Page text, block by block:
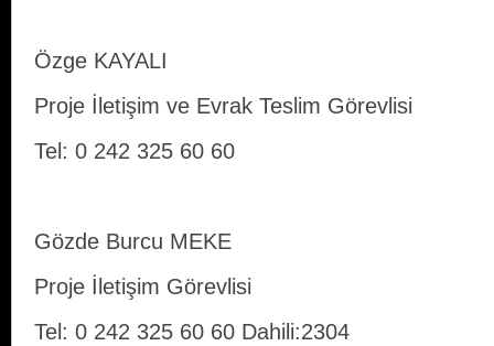
Özge KAYALI
Proje İletişim ve Evrak Teslim Görevlisi
Tel: 0 242 325 60 60
Gözde Burcu MEKE
Proje İletişim Görevlisi
Tel: 0 242 325 60 60 Dahili:2304